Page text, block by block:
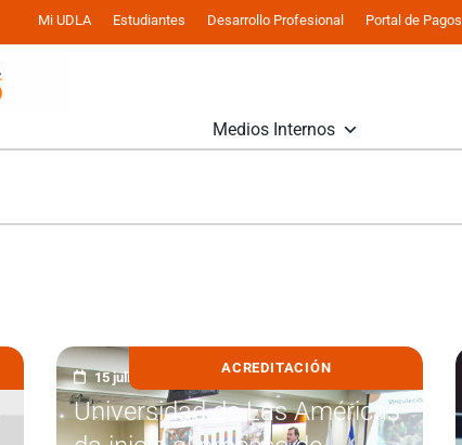
Mi UDLA Estudiantes Desarrollo Profesional Portal de Pagos
Medios Internos
ACREDITACIÓN
15 julio, 2026
Universidad de Las Américas